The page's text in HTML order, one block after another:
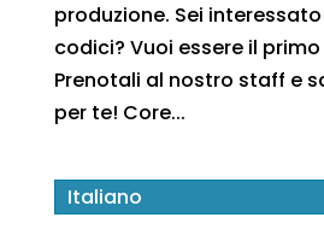
produzione. Sei
codici? Vuoi essere il
Prenotali al nostro staff e
per te! Core...
Italiano